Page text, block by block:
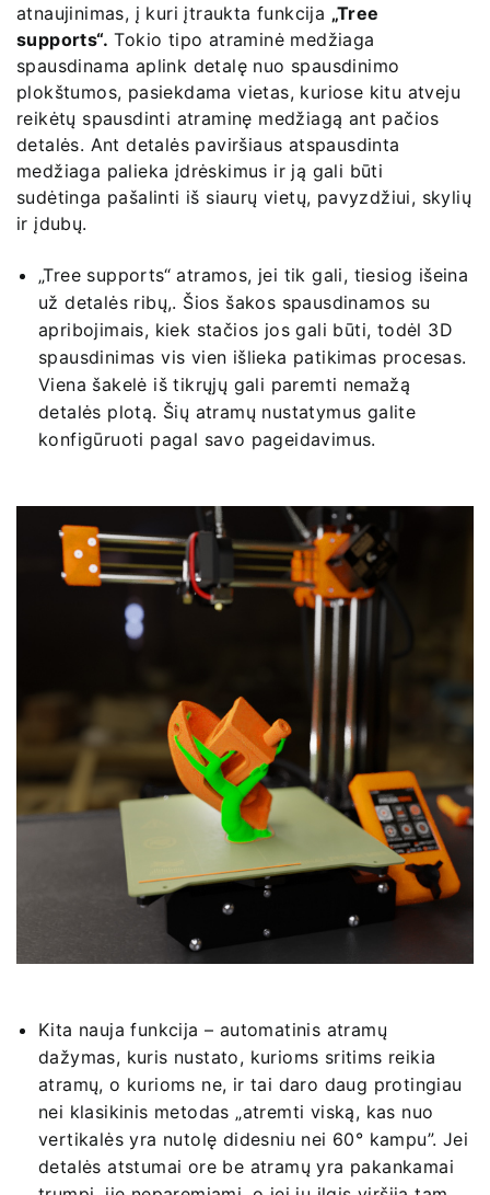
atnaujinimas, į kuri įtraukta funkcija „Tree
supports“. Tokio tipo atraminė medžiaga
spausdinama aplink detalę nuo spausdinimo
plokštumos, pasiekdama vietas, kuriose kitu atveju
reikėtų spausdinti atraminę medžiagą ant pačios
detalės. Ant detalės paviršiaus atspausdinta
medžiaga palieka įdrėskimus ir ją gali būti
sudėtinga pašalinti iš siaurų vietų, pavyzdžiui, skylių
ir įdubų.
„Tree supports“ atramos, jei tik gali, tiesiog išeina
už detalės ribų,. Šios šakos spausdinamos su
apribojimais, kiek stačios jos gali būti, todėl 3D
spausdinimas vis vien išlieka patikimas procesas.
Viena šakelė iš tikrųjų gali paremti nemažą
detalės plotą. Šių atramų nustatymus galite
konfigūruoti pagal savo pageidavimus.
Kita nauja funkcija – automatinis atramų
dažymas, kuris nustato, kurioms sritims reikia
atramų, o kurioms ne, ir tai daro daug protingiau
nei klasikinis metodas „atremti viską, kas nuo
vertikalės yra nutolę didesniu nei 60° kampu”. Jei
detalės atstumai ore be atramų yra pakankamai